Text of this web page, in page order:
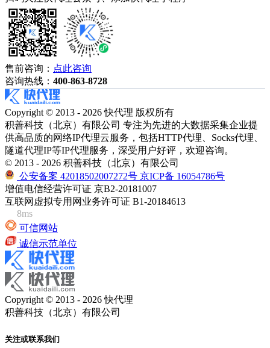
售前咨询： 点此咨询
咨询热线： 400-863-8728
Copyright © 2013 - 2026 快代理 版权所有
积善科技（北京）有限公司 专注为先进的大数据采集企业提
供高品质的网络IP代理云服务，包括HTTP代理、Socks代理、
隧道代理IP等IP代理服务，深受用户好评，欢迎咨询。
© 2013 - 2026 积善科技（北京）有限公司
公安备案 42018502007272号 京ICP备 16054786号
增值电信经营许可证 京B2-20181007
互联网虚拟专用网业务许可证 B1-20184613
8ms
可信网站
诚信示范单位
Copyright © 2013 - 2026 快代理
积善科技（北京）有限公司
关注或联系我们